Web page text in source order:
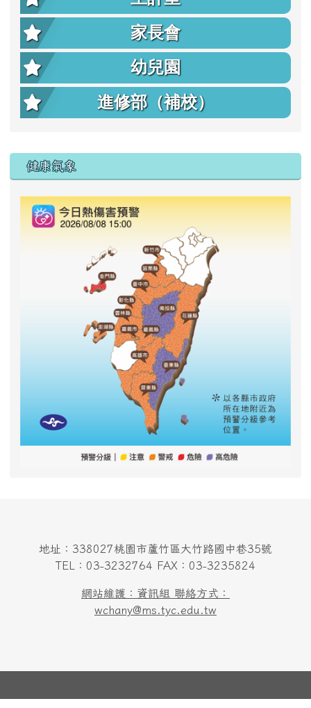
家長會
幼兒園
進修部（補校）
右邊區域內容
健康氣象
地址：338027桃園市蘆竹區大竹路國中巷35號
TEL：03-3232764 FAX：03-3235824
網站維護：資訊組 聯絡方式：
wchany@ms.tyc.edu.tw